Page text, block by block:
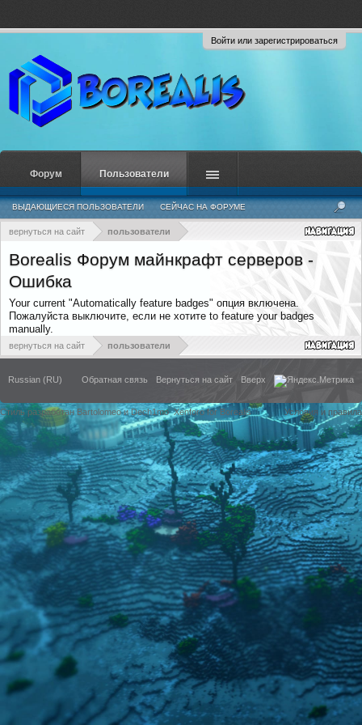
Войти или зарегистрироваться
вернуться на сайт пользователи
Borealis Форум майнкрафт серверов -
Ошибка
Your current "Automatically feature badges" опция включена.
Пожалуйста выключите, если не хотите to feature your badges
manually.
вернуться на сайт пользователи
Форум Пользователи
ВЫДАЮЩИЕСЯ ПОЛЬЗОВАТЕЛИ СЕЙЧАС НА ФОРУМЕ
НЕДАВНЯЯ АКТИВНОСТЬ НОВЫЕ СООБЩЕНИЯ ПРОФИЛЯ
Russian (RU) Обратная связь Вернуться на сайт Вверх
Стиль разработан Bartolomeo и Dech1moXenforo for Borealis Условия и правила